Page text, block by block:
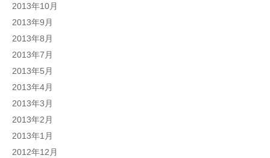
2013年10月
2013年9月
2013年8月
2013年7月
2013年5月
2013年4月
2013年3月
2013年2月
2013年1月
2012年12月